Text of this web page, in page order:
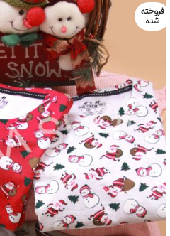
فروخته
شده